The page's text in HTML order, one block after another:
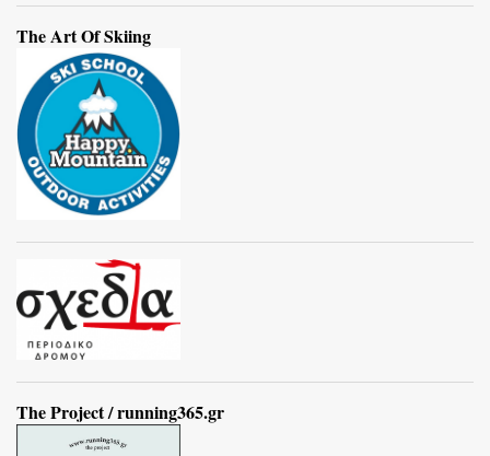
The Art Of Skiing
The Project / running365.gr